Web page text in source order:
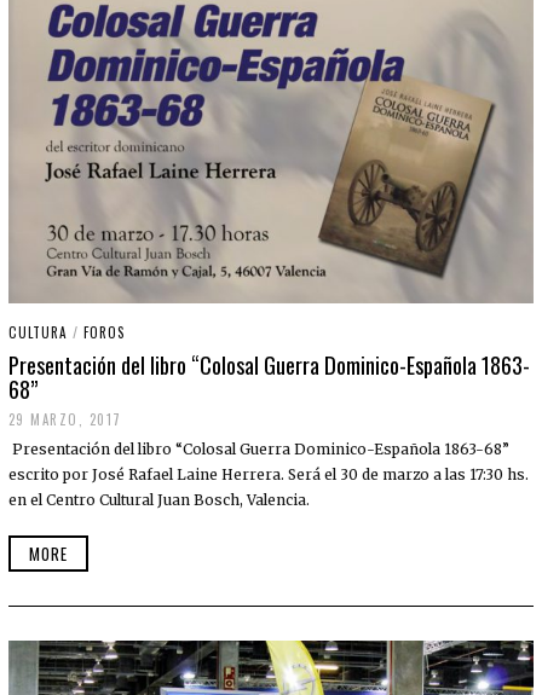
CULTURA / FOROS
Presentación del libro “Colosal Guerra Dominico-Española 1863-
68”
29 MARZO, 2017
Presentación del libro “Colosal Guerra Dominico-Española 1863-68”
escrito por José Rafael Laine Herrera. Será el 30 de marzo a las 17:30 hs.
en el Centro Cultural Juan Bosch, Valencia.
MORE